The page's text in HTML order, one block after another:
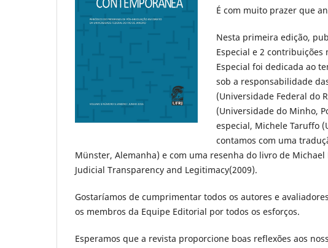
É com muito prazer que
Nesta primeira edição,
Especial e 2 contribuições
Especial foi dedicada ao
sob a responsabilidade
(Universidade Federal do
(Universidade do Minho,
especial, Michele Taruffo
contamos com uma
Münster, Alemanha) e com uma resenha do livro de
Judicial Transparency and Legitimacy(2009).
Gostaríamos de cumprimentar todos os autores e
os membros da Equipe Editorial por todos os esforços.
Esperamos que a revista proporcione boas reflexões aos